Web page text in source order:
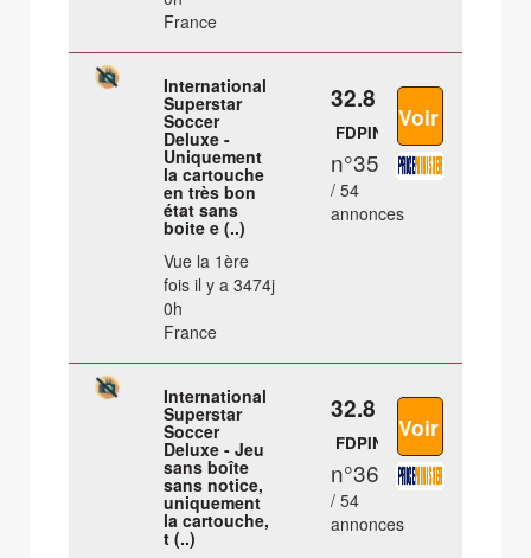
France
International
Superstar
Soccer
Deluxe -
Uniquement
la cartouche
en très bon
état sans
boite e (..)
Vue la 1ère
fois il y a 3474j
0h
France
32.8 €
FDPIN
n°35
/ 54
annonces
International
Superstar
Soccer
Deluxe - Jeu
sans boîte
sans notice,
uniquement
la cartouche,
t (..)
32.8 €
FDPIN
n°36
/ 54
annonces